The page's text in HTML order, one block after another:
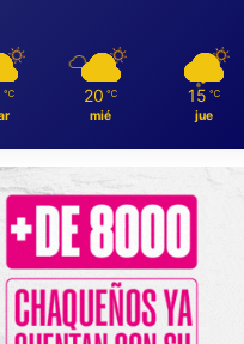
℃ 20 ℃
mié
15 ℃
jue